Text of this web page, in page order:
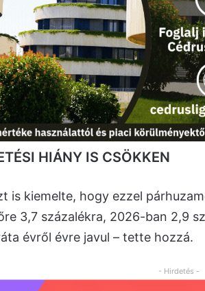
HIÁNY IS CSÖKKEN
is kiemelte, hogy ezzel
3,7 százalékra, 2026-ban 2,9
évről évre javul – tette hozzá.
- Hirdetés -